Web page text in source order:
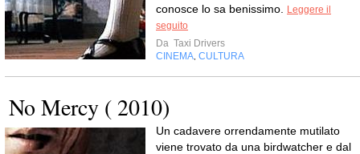
conosce lo sa benissimo.
Leggere il
seguito
Da Taxi Drivers
CINEMA CULTURA
No Mercy ( 2010)
Un cadavere orrendamente mutilato
viene trovato da una birdwatcher e dal